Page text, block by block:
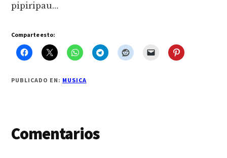
pipiripau…
Comparte esto:
PUBLICADO EN: MUSICA
Interacciones
Comentarios